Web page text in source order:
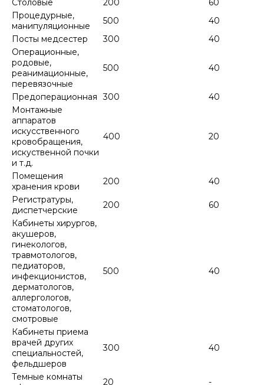
Столовые
200
60
Процедурные,
манипуляционные
500
40
Посты медсестер
300
40
Операционные,
родовые,
реанимационные,
перевязочные
500 40
Предоперационная 300
40
Монтажные
аппаратов
искусственного
кровобращения,
искуственной почки
и т.д.
400 20
Помещения
хранения крови
200
40
Регистратуры,
диспетчерские
200
60
Кабинеты хирургов,
акушеров,
гинекологов,
травмотологов,
педиаторов,
инфекционистов,
дерматологов,
аллергологов,
стоматологов,
смотровые
500 40
Кабинеты приема
врачей других
специальностей,
фельдшеров
300 40
Темные комнаты
20
-